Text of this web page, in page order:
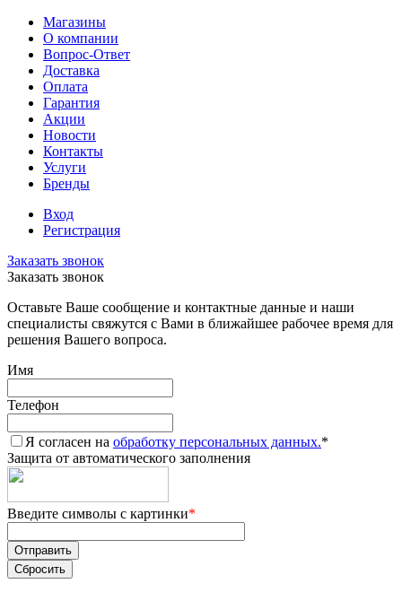
Магазины
О компании
Вопрос-Ответ
Доставка
Оплата
Гарантия
Акции
Новости
Контакты
Услуги
Бренды
Вход
Регистрация
Заказать звонок
Заказать звонок
Оставьте Ваше сообщение и контактные данные и наши
специалисты свяжутся с Вами в ближайшее рабочее время для
решения Вашего вопроса.
Имя
Телефон
Я согласен на обработку персональных данных.*
Защита от автоматического заполнения
Введите символы с картинки*